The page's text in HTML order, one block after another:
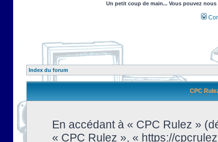
Un petit coup de main... Vous pouvez
Index du forum
CPC
En accédant à « CPC Rulez »
« CPC Rulez », « https://